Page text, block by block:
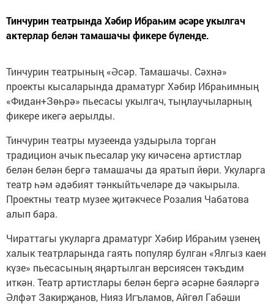
Тинчурин театрында Хәбир Ибраһим әсәре укылгач
актерлар белән тамашачы фикере бүленде.
Тинчурин театрының «Әсәр. Тамашачы. Сәхнә»
проекты кысаларында драматург Хәбир Ибраһимның
«Фидан+Зөһрә» пьесасы укылгач, тыңлаучыларның
фикере икегә аерылды.
Тинчурин театры музеенда уздырыла торган
традицион ачык пьесалар уку кичәсенә артистлар
белән белән бергә тамашачы да яратып йөри. Укуларга
театр һәм әдәбият тәнкыйтьчеләре дә чакырыла.
Проектны театр музее җитәкчесе Розалия Чабатова
алып бара.
Чираттагы укуларга драматург Хәбир Ибраһим үзенең
халык театрларында гаять популяр булган «Ялгыз каен
күзе» пьесасының яңартылган версиясен тәкъдим
иткән. Театр артистлары белән бергә әсәрне бәяләргә
Әлфәт Закирҗанов, Нияз Игъламов, Айгөл Габәши